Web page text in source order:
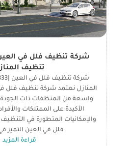
تنظيف
المنازل نعتمد شركة تنظيف فلل
واسعة من المنظفات ذات الجودة
الأكيدة على الممتلكات
والإمكانيات المتطورة في
فلل في العين التميز
قراءة المزيد